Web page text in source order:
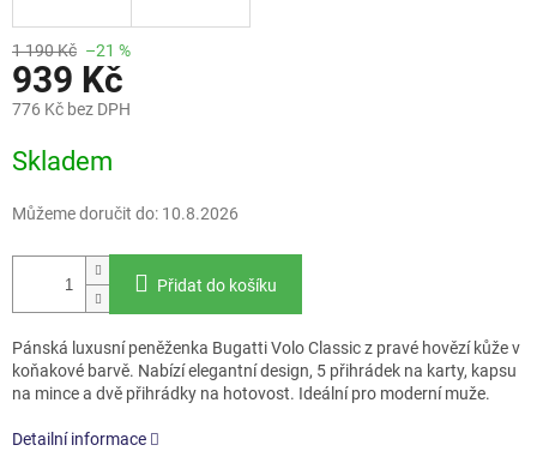
1 190 Kč –21 %
939 Kč
776 Kč bez DPH
cena:
Skladem
Můžeme doručit do: 10.8.2026
Přidat do košíku
Pánská luxusní peněženka Bugatti Volo Classic z pravé hovězí kůže v
koňakové barvě. Nabízí elegantní design, 5 přihrádek na karty, kapsu
na mince a dvě přihrádky na hotovost. Ideální pro moderní muže.
Detailní informace